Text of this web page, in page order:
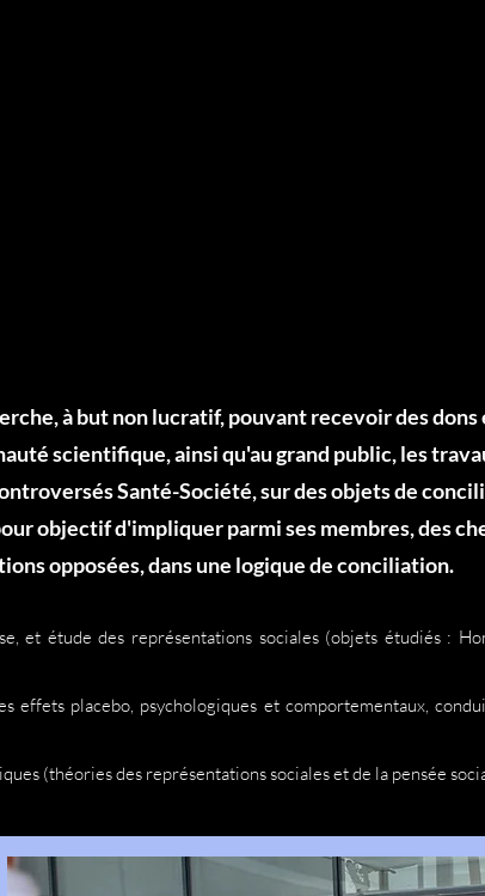
à but non lucratif, pouvant recevoir des dons
scientifique, ainsi qu'au grand public, les
Santé-Société, sur des objets de
objectif d'impliquer parmi ses membres, des
opposées, dans une logique de conciliation.
et étude des représentations sociales (objets étudiés :
effets placebo, psychologiques et comportementaux,
(théories des représentations sociales et de la pensée